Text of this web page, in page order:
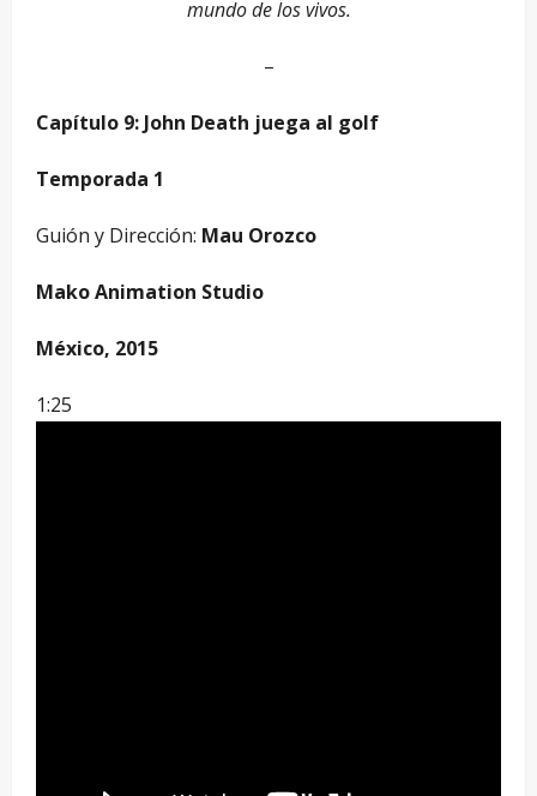
mundo de los vivos.
–
Capítulo 9: John Death juega al golf
Temporada 1
Guión y Dirección: Mau Orozco
Mako Animation Studio
México, 2015
1:25